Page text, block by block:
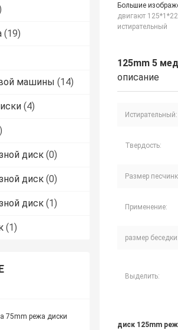
(19)
машины (14)
(4)
диск (0)
диск (0)
диск (1)
(1)
75mm режа диски
Большие
двигают
истирательный
125mm 5
описание
Истирательный:
Твердость:
Размер
Применение:
размер беседки:
Выделить:
диск 125mm